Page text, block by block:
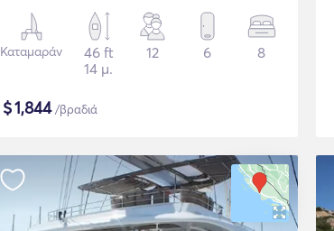
Καταμαράν
46 ft
14 μ.
12 6 8
$1,844/βραδιά